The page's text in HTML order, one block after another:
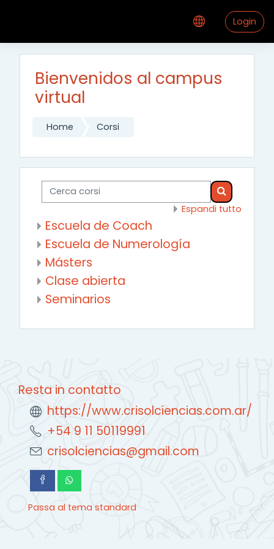
Login
Bienvenidos al campus
virtual
Home Corsi
Cerca corsi
Cerca corsi
Espandi tutto
Escuela de Coach
Escuela de Numerología
Másters
Clase abierta
Seminarios
Resta in contatto
https://www.crisolciencias.com.ar/
+54 9 11 50119991
crisolciencias@gmail.com
Passa al tema standard